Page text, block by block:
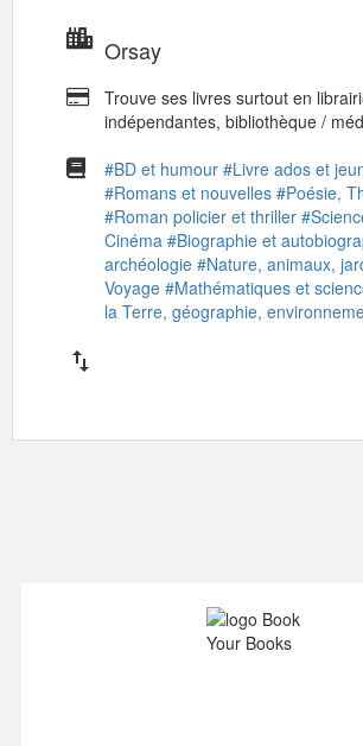
Orsay
Trouve ses livres surtout en
indépendantes, bibliothèque /
#BD et humour #Livre ados et
#Romans et nouvelles #Poésie,
#Roman policier et thriller
Cinéma #Biographie et
archéologie #Nature, animaux,
Voyage #Mathématiques et
la Terre, géographie,
import_export